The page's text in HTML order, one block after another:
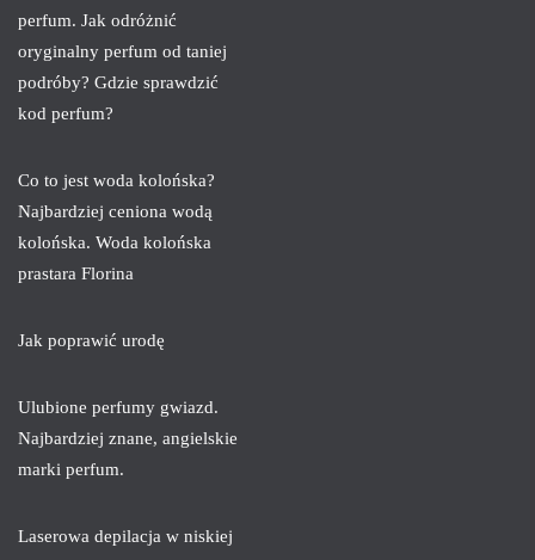
perfum. Jak odróżnić
oryginalny perfum od taniej
podróby? Gdzie sprawdzić
kod perfum?
Co to jest woda kolońska?
Najbardziej ceniona wodą
kolońska. Woda kolońska
prastara Florina
Jak poprawić urodę
Ulubione perfumy gwiazd.
Najbardziej znane, angielskie
marki perfum.
Laserowa depilacja w niskiej